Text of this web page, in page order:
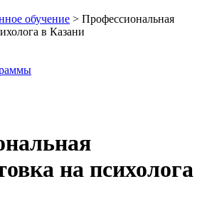
обучение > Профессиональная
в Казани
на психолога